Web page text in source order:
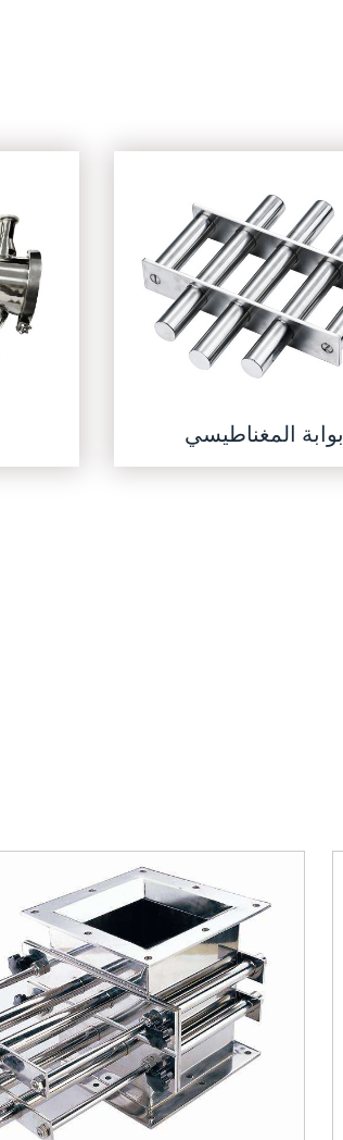
بوابة المغناطيسي